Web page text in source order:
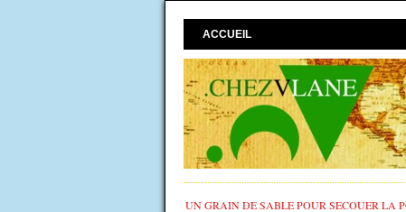
ACCUEIL
UN GRAIN DE SABLE POUR SECOUER LA